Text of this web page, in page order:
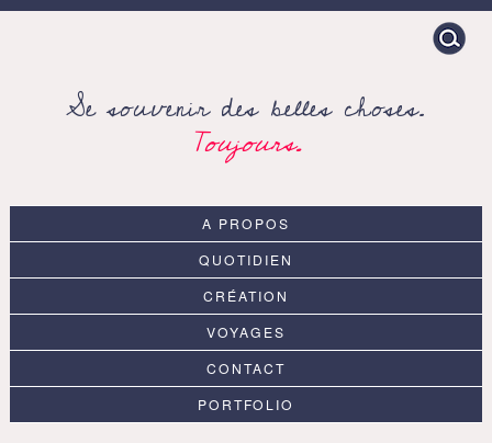
Search
for:
Se souvenir des belles choses.
Toujours.
A PROPOS
QUOTIDIEN
CRÉATION
VOYAGES
CONTACT
PORTFOLIO